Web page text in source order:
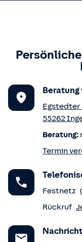
Beratung
Egstedter
55262
Beratung:
Termin
Festnetz
Rückruf